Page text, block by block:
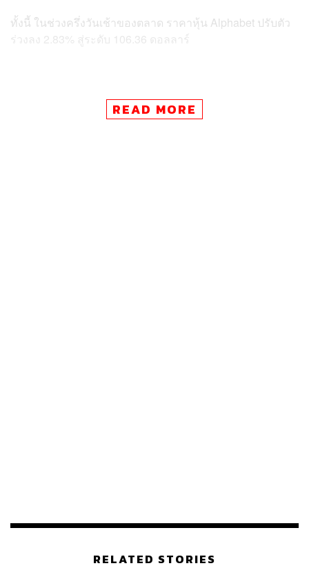
ทั้งนี้ ในช่วงครึ่งวันเช้าของตลาด ราคาหุ้น Alphabet ปรับตัว
ร่วงลง 2.83% สู่ระดับ 106.36 ดอลลาร์
Samsung เล็งเปลี่ยน Search Engine บนสมาร์ทโฟนข
บทเรียนราคาแพง เมื่อนักลงทุนพากันเทขายหุ้นของบริษัท
READ MORE
RELATED STORIES